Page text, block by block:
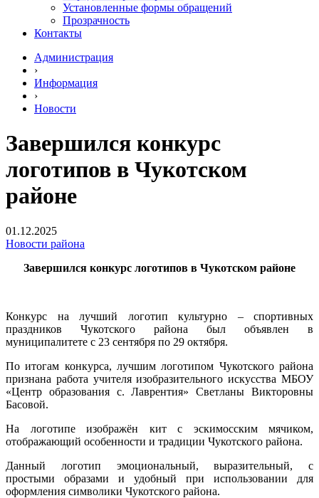
Установленные формы обращений
Прозрачность
Контакты
Администрация
›
Информация
›
Новости
Завершился конкурс
логотипов в Чукотском
районе
01.12.2025
Новости района
Завершился конкурс логотипов в Чукотском районе
Конкурс на лучший логотип культурно – спортивных
праздников Чукотского района был объявлен в
муниципалитете с 23 сентября по 29 октября.
По итогам конкурса, лучшим логотипом Чукотского района
признана работа учителя изобразительного искусства МБОУ
«Центр образования с. Лаврентия» Светланы Викторовны
Басовой.
На логотипе изображён кит с эскимосским мячиком,
отображающий особенности и традиции Чукотского района.
Данный логотип эмоциональный, выразительный, с
простыми образами и удобный при использовании для
оформления символики Чукотского района.